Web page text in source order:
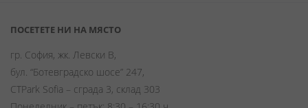
ПОСЕТЕТЕ НИ НА МЯСТО
гр. София, жк. Левски В,
бул. “Ботевградско шосе” 247,
CTPark Sofia – сграда 3, склад 303